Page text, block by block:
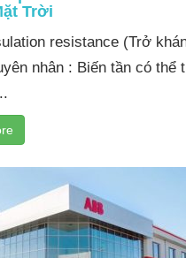
Trời
resistance (Trở
nhân : Biến tần có thể